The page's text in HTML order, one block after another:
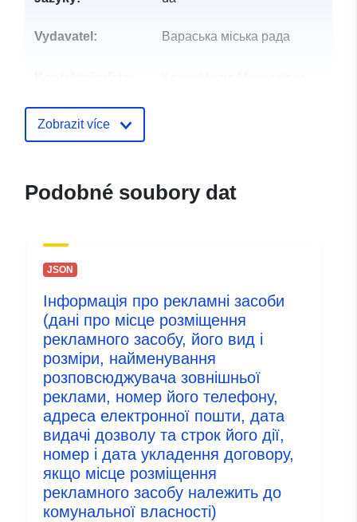
Vydavatel: Вараська міська рада
Aktualizace údajů.europa.eu:
Identifikátory:
uriRef:
http://data.europa.eu/88u/dataset/
93b1-4cdb-be20-a4b027c97466
Informace o verzi: 1.0
Zobrazit více
Podobné soubory dat
JSON
Інформація про рекламні засоби
(дані про місце розміщення
рекламного засобу, його вид і
розміри, найменування
розповсюджувача зовнішньої
реклами, номер його телефону,
адреса електронної пошти, дата
видачі дозволу та строк його дії,
номер і дата укладення договору,
якщо місце розміщення
рекламного засобу належить до
комунальної власності)